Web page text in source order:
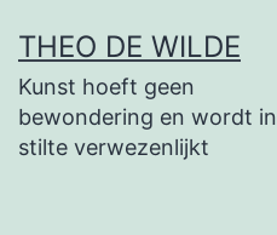
naar
de
inhoud
THEO DE WILDE
Kunst hoeft geen
bewondering en wordt in
stilte verwezenlijkt